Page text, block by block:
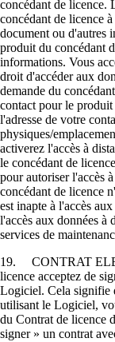
concédant de licence.
concédant de licence
document ou d'autres
produit du concédant
informations. Vous
droit d'accéder aux
demande du
contact pour le
l'adresse de votre
physiques/
activerez l'accès à
le concédant de
pour autoriser l'accès
concédant de licence
est inapte à l'accès
l'accès aux données à
services de
19. CONTRAT
licence acceptez de
Logiciel. Cela signifie
utilisant le Logiciel,
du Contrat de licence
signer » un contrat